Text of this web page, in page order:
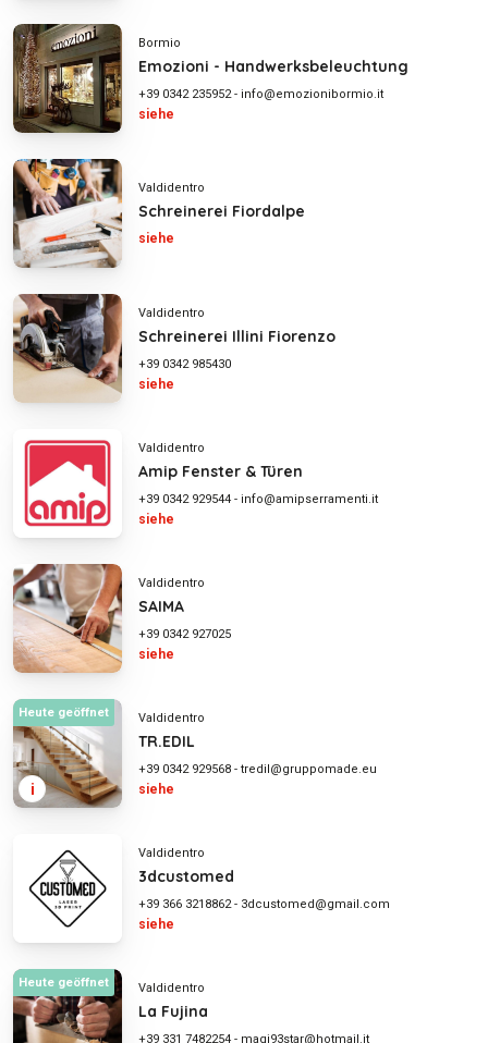
Bormio
Emozioni - Handwerksbeleuchtung
+39 0342 235952- info@emozionibormio.it
siehe
Valdidentro
Schreinerei Fiordalpe
siehe
Valdidentro
Schreinerei Illini Fiorenzo
+39 0342 985430
siehe
Valdidentro
Amip Fenster & Türen
+39 0342 929544 - info@amipserramenti.it
siehe
Valdidentro
SAIMA
+39 0342 927025
siehe
i
Heute geöffnet Valdidentro
TR.EDIL
+39 0342 929568 - tredil@gruppomade.eu
siehe
Valdidentro
3dcustomed
+39 366 3218862- 3dcustomed@gmail.com
siehe
Heute geöffnet Valdidentro
La Fujina
+39 331 7482254 - magi93star@hotmail.it